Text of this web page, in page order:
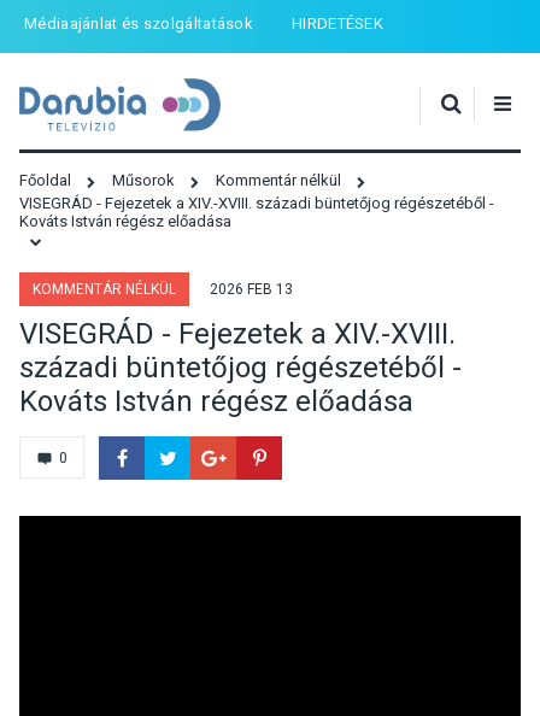
Médiaajánlat és szolgáltatások HIRDETÉSEK
Főoldal Műsorok
Kommentár nélkül
VISEGRÁD - Fejezetek a XIV.-XVIII. századi büntetőjog régészetéből -
Kováts István régész előadása
KOMMENTÁR NÉLKÜL 2026 FEB 13
VISEGRÁD - Fejezetek a XIV.-XVIII.
századi büntetőjog régészetéből -
Kováts István régész előadása
0